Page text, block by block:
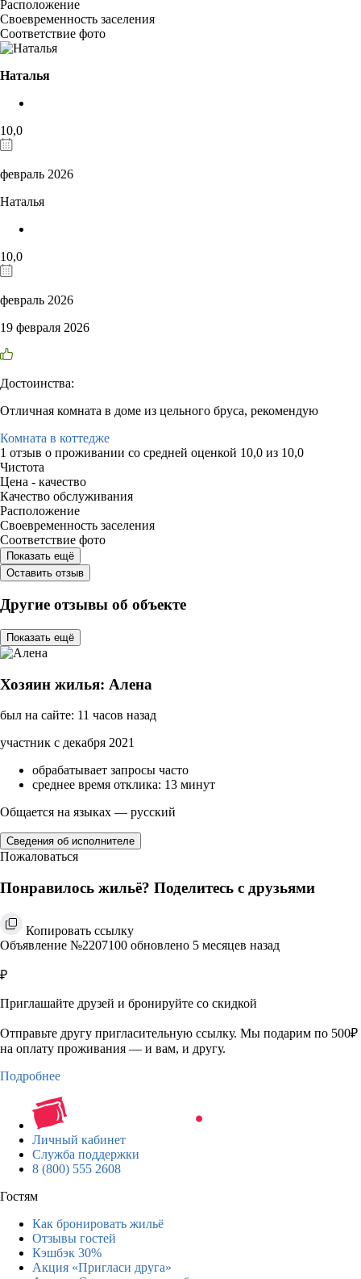
Расположение
Своевременность заселения
Соответствие фото
Наталья
10,0
февраль 2026
Наталья
10,0
февраль 2026
19 февраля 2026
Достоинства:
Отличная комната в доме из цельного бруса, рекомендую
Комната в коттедже
1 отзыв о проживании со средней оценкой 10,0 из 10,0
Чистота
Цена - качество
Качество обслуживания
Расположение
Своевременность заселения
Соответствие фото
Показать ещё
Оставить отзыв
Другие отзывы об объекте
Показать ещё
Хозяин жилья: Алена
был на сайте: 11 часов назад
участник с декабря 2021
обрабатывает запросы часто
среднее время отклика: 13 минут
Общается на языках — русский
Сведения об исполнителе
Пожаловаться
Понравилось жильё? Поделитесь с друзьями
Копировать ссылку
Объявление №2207100 обновлено 5 месяцев назад
₽
Приглашайте друзей и бронируйте со скидкой
Отправьте другу пригласительную ссылку. Мы подарим по 500₽
на оплату проживания — и вам, и другу.
Подробнее
Личный кабинет
Служба поддержки
8 (800) 555 2608
Гостям
Как бронировать жильё
Отзывы гостей
Кэшбэк 30%
Акция «Пригласи друга»